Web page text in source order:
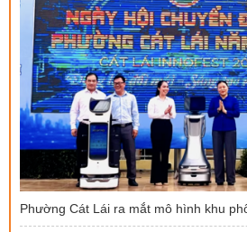
Phường Cát Lái ra mắt mô hình khu